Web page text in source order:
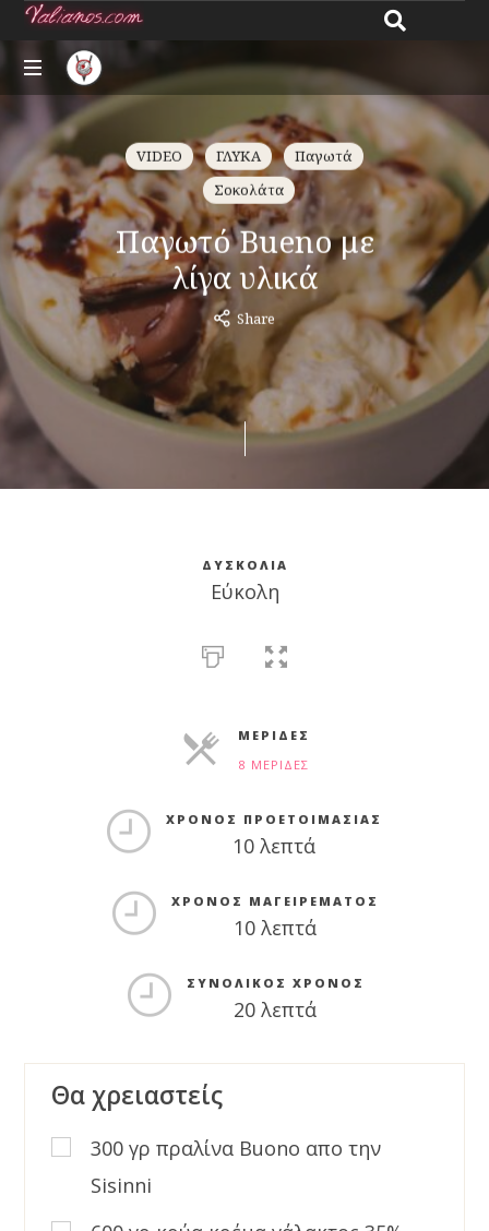
Giannos
Valianos
All
about
recipes
VIDEO ΓΛΥΚΑ
Παγωτά
Σοκολάτα
Παγωτό Bueno με
λίγα υλικά
Share
ΔΥΣΚΟΛΊΑ
Εύκολη
ΜΕΡΊΔΕΣ
8 ΜΕΡΊΔΕΣ
ΧΡΌΝΟΣ ΠΡΟΕΤΟΙΜΑΣΊΑΣ
10 λεπτά
ΧΡΌΝΟΣ ΜΑΓΕΙΡΈΜΑΤΟΣ
10 λεπτά
ΣΥΝΟΛΙΚΌΣ ΧΡΌΝΟΣ
20 λεπτά
Θα χρειαστείς
300 γρ πραλίνα Buono απο την
Sisinni